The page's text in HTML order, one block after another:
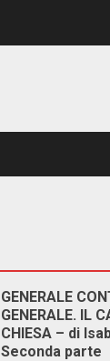
GENERALE
GENERALE. IL
CHIESA – di
Seconda parte